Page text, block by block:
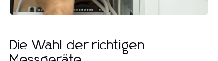
Die Wahl der richtigen